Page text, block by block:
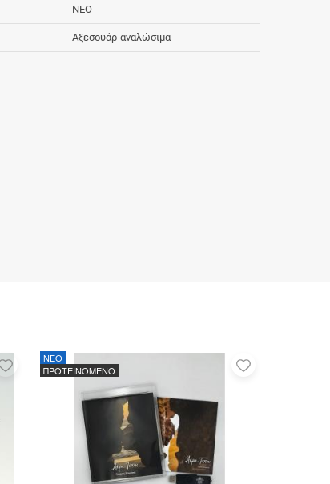
NEO
Αξεσουάρ-αναλώσιμα
Προσθήκη
αγαπημένα
NEO
ΠΡΟΤΕΙΝΟΜΕΝΟ
Προσθήκη